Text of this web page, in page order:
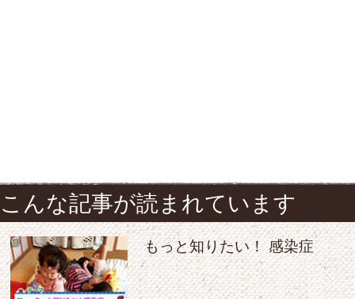
こんな記事が読まれています
もっと知りたい！ 感染症